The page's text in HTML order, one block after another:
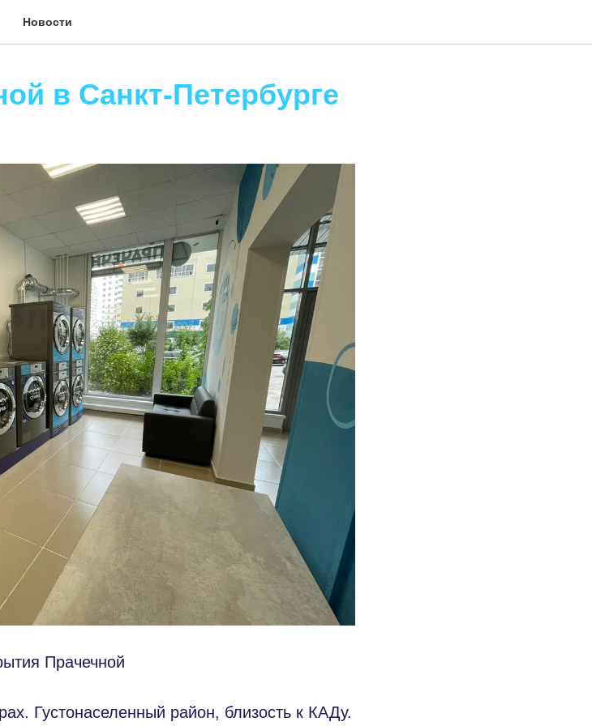
Новости
в Санкт-Петербурге
Прачечной
Густонаселенный район, близость к КАДу.